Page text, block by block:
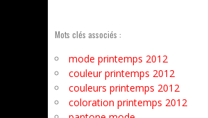
Mots clés associés :
mode printemps 2012
couleur printemps 2012
couleurs printemps 2012
coloration printemps 2012